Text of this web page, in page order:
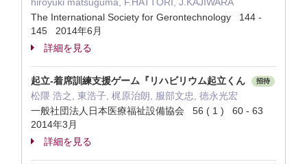
The International Society for Gerontechnology 144 -
145 2014年6月
詳細を見る
起立-着席訓練支援ゲーム『リハビリウム起立くん 招待
松隈 浩之, 東浩子, 梶原治朗, 服部文忠, 徳永光宏
一般社団法人日本医療福祉設備協会 56 ( 1 ) 60 - 63
2014年3月
詳細を見る